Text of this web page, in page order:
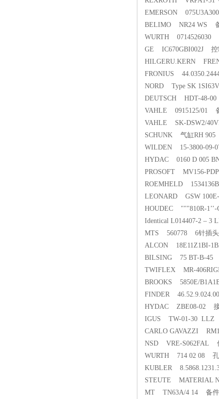
EMERSON
BELIMO NR24 WS
WURTH 0714526030
GE IC670GBI002J 控
HILGERU.KERN
FRONIUS
NORD Type SK
DEUTSCH HDT-48-
VAHLE 0915125/01
VAHLE SK-DSW2/
SCHUNK 气缸RH 905
WILDEN 15-3800-
HYDAC 0160 D 005
PROSOFT MV156-
ROEMHELD
LEONARD GSW
HOUDEC """810R-1’’-
Identical L014407-2 – 3
MTS 560778 6针插头
ALCON 18E11Z1BI-
BILSING 75 BT-B-45
TWIFLEX MR-
BROOKS 5850E/
FINDER
HYDAC ZBE08-02
IGUS TW-01-30
CARLO GAVAZZI
NSD VRE-S062FAL
WURTH 714 02 08 孔
KUBLER
STEUTE MATERIAL
MT TN63A/4 14 备件